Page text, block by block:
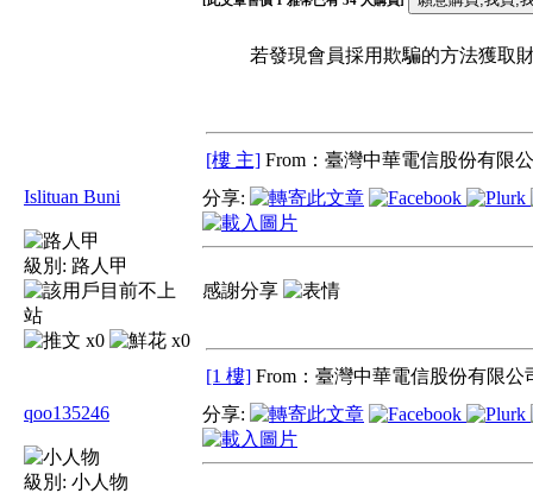
若發現會員採用欺騙的方法獲取
[樓 主] From：臺灣中華電信股份有限
Islituan Buni
級別: 路人甲
x0 x0
分享:
感謝分享
[1 樓] From：臺灣中華電信股份有限公
qoo135246
級別: 小人物
分享: